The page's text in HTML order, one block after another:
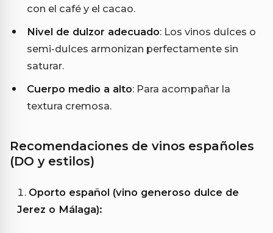
con el café y el cacao.
Nivel de dulzor adecuado: Los vinos dulces o
semi-dulces armonizan perfectamente sin
saturar.
Cuerpo medio a alto: Para acompañar la
textura cremosa.
Recomendaciones de vinos españoles
(DO y estilos)
Oporto español (vino generoso dulce de
Jerez o Málaga):